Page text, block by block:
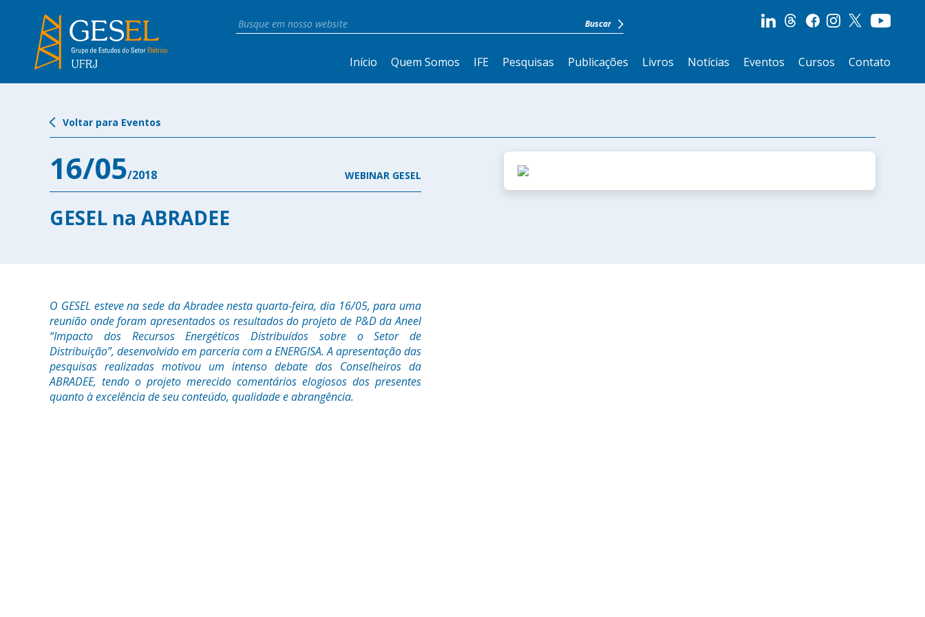
Início Quem Somos IFE Pesquisas Publicações Livros Notícias Eventos Cursos Contato
Voltar para Eventos
16/05/2018 WEBINAR GESEL
GESEL na ABRADEE
O GESEL esteve na sede da Abradee nesta quarta-feira, dia 16/05, para uma
reunião onde foram apresentados os resultados do projeto de P&D da Aneel
“Impacto dos Recursos Energéticos Distribuídos sobre o Setor de
Distribuição”, desenvolvido em parceria com a ENERGISA. A apresentação das
pesquisas realizadas motivou um intenso debate dos Conselheiros da
ABRADEE, tendo o projeto merecido comentários elogiosos dos presentes
quanto à excelência de seu conteúdo, qualidade e abrangência.